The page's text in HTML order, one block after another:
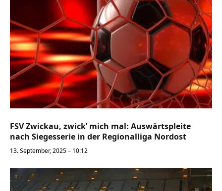
FSV Zwickau, zwick’ mich mal: Auswärtspleite
nach Siegesserie in der Regionalliga Nordost
13. September, 2025 – 10:12